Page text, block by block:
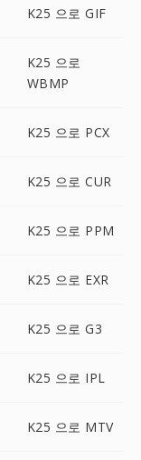
K25 으로 GIF
K25 으로
WBMP
K25 으로 PCX
K25 으로 CUR
K25 으로 PPM
K25 으로 EXR
K25 으로 G3
K25 으로 IPL
K25 으로 MTV